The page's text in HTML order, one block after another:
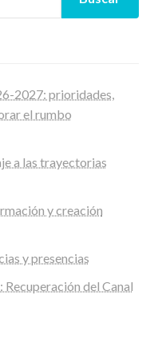
2027: prioridades,
el rumbo
a las trayectorias
y creación
y presencias
del Canal